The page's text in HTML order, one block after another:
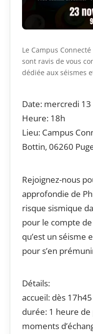
Le Campus Connecté
sont ravis de vous
dédiée aux séismes
Date: mercredi
Heure: 18h
Lieu: Campus
Bottin, 06260
Rejoignez-nous
approfondie de
risque sismique
pour le compte de
qu’est un séisme
pour s’en
Détails:
accueil: dès 17h45
durée: 1 heure
moments